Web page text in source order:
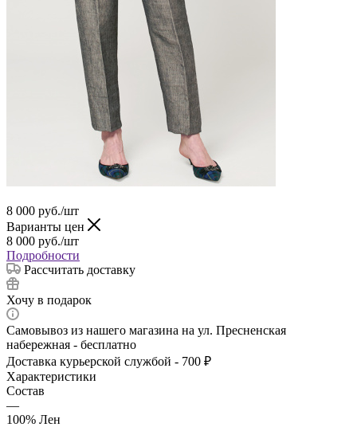
8 000 руб./шт
Варианты цен
8 000 руб./шт
Подробности
Рассчитать доставку
Хочу в подарок
Самовывоз из нашего магазина на ул. Пресненская
набережная - бесплатно
Доставка курьерской службой - 700 ₽
Характеристики
Состав
—
100% Лен